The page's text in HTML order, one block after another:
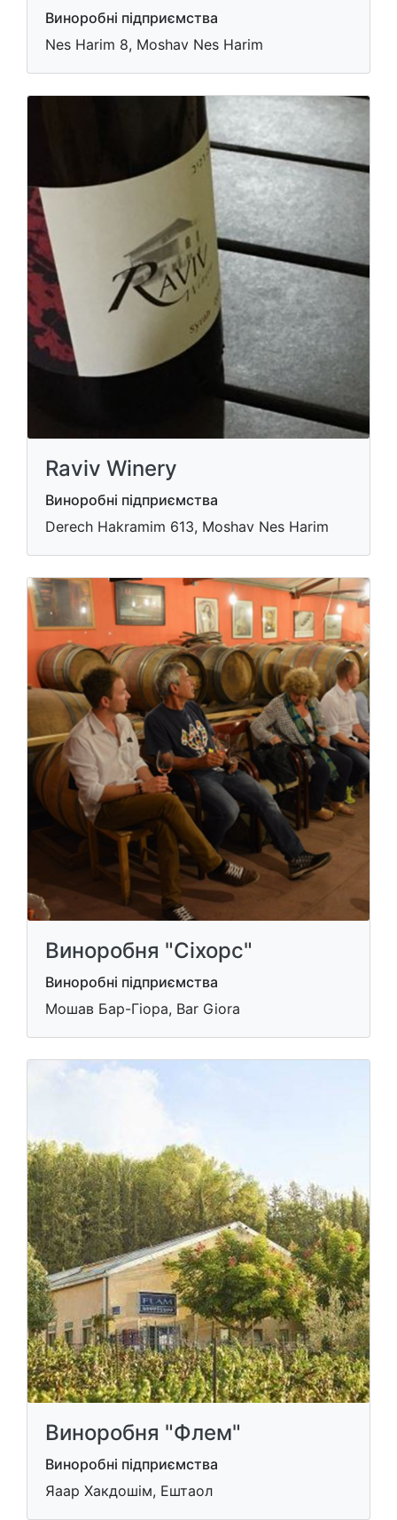
Виноробні підприємства
Nes Harim 8, Moshav Nes Harim
Raviv Winery
Виноробні підприємства
Derech Hakramim 613, Moshav Nes Harim
Виноробня "Сіхорс"
Виноробні підприємства
Мошав Бар-Гіора, Bar Giora
Виноробня "Флем"
Виноробні підприємства
Яаар Хакдошім, Ештаол